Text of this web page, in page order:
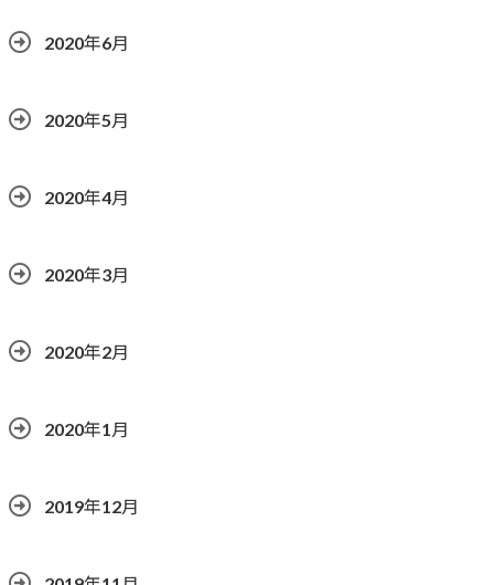
2020年6月
2020年5月
2020年4月
2020年3月
2020年2月
2020年1月
2019年12月